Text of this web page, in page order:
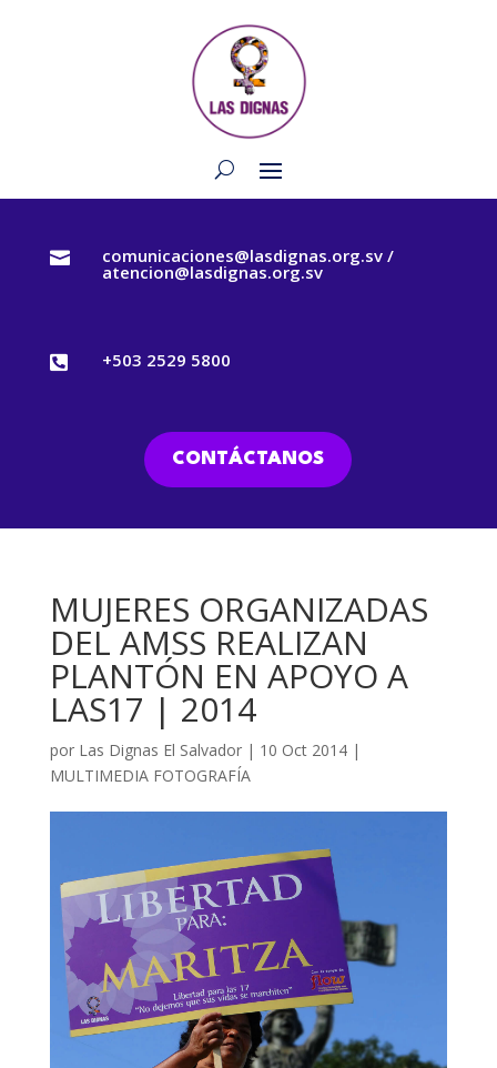
 comunicaciones@lasdignas.org.sv /
atencion@lasdignas.org.sv
 +503 2529 5800
CONTÁCTANOS
MUJERES ORGANIZADAS
DEL AMSS REALIZAN
PLANTÓN EN APOYO A
LAS17 | 2014
por Las Dignas El Salvador| 10 Oct 2014|
MULTIMEDIA FOTOGRAFÍA